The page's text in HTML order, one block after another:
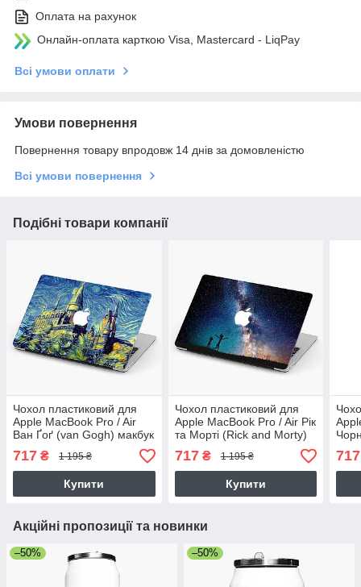
Оплата на рахунок
Онлайн-оплата карткою Visa, Mastercard - LiqPay
Всі умови оплати
Умови повернення
Повернення товару впродовж 14 днів за домовленістю
Всі умови повернення
Подібні товари компанії
Чохол пластиковий для
Apple MacBook Pro / Air
Ван Ґоґ (van Gogh) макбук
про case hard cover
717 ₴ 1 195 ₴
Купити
Чохол пластиковий для
Apple MacBook Pro / Air Рік
та Морті (Rick and Morty)
макбук про case hard
cover
717₴ 1 195 ₴
Купити
717
Акційні пропозиції та новинки
–50% –50%